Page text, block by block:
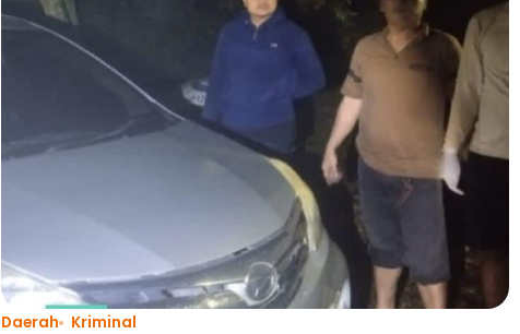
Daerah Kriminal